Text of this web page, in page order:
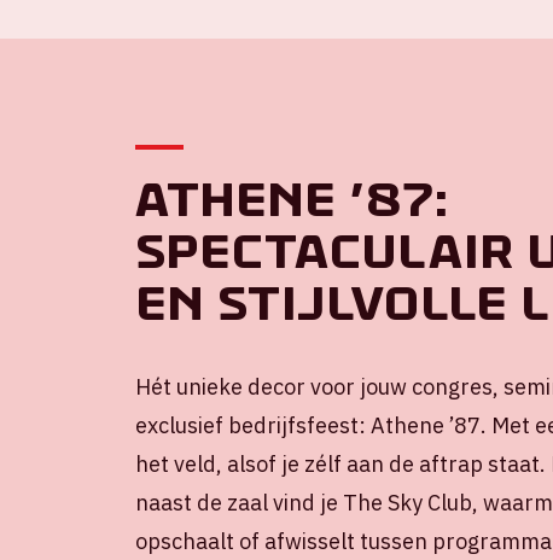
Athene ’87:
spectaculair
en stijlvolle
Hét unieke decor voor jouw congres,
exclusief bedrijfsfeest: Athene ’87. Met
het veld, alsof je zélf aan de aftrap staat.
naast de zaal vind je The Sky Club,
opschaalt of afwisselt tussen